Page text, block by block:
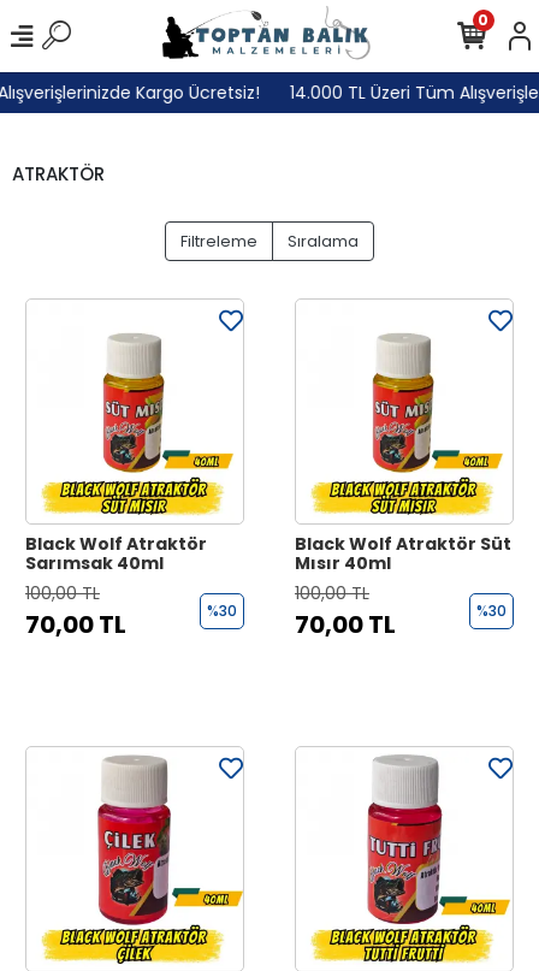
Kargo Ücretsiz! 14.000 TL Üzeri Tüm
0
ATRAKTÖR
Filtreleme Sıralama
Black Wolf Atraktör
Sarımsak 40ml
100,00 TL
70,00 TL %30
Black Wolf Atraktör Süt
Mısır 40ml
100,00 TL
70,00 TL %30